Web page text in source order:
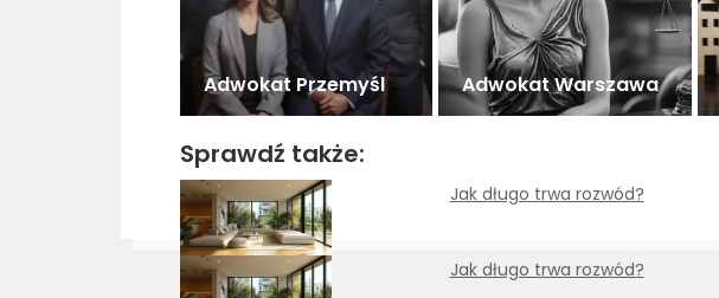
Adwokat Przemyśl Adwokat Warszawa
Sprawdź także:
Jak długo trwa rozwód?
Jak długo trwa rozwód?